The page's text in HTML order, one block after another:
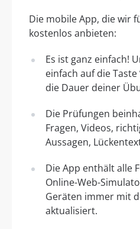
Die mobile App, die wir
kostenlos anbieten:
Es ist ganz einfach!
einfach auf die
die Dauer deiner
Die Prüfungen
Fragen, Videos,
Aussagen,
Die App enthält alle
Online-Web-
Geräten immer mit
aktualisiert.